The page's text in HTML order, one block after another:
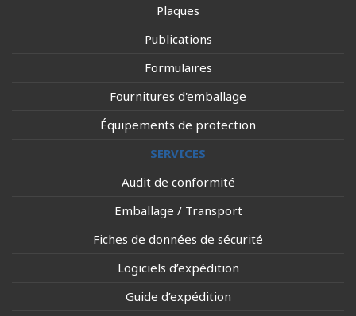
Plaques
Publications
Formulaires
Fournitures d'emballage
Équipements de protection
SERVICES
Audit de conformité
Emballage / Transport
Fiches de données de sécurité
Logiciels d’expédition
Guide d’expédition